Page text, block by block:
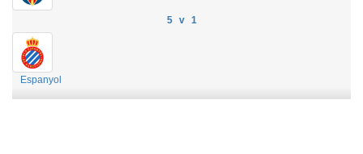
5 v 1
Espanyol